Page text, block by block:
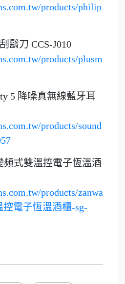
products/philip
鬍刀 CCS-J010
products/plusm
5 降噪真無線藍牙耳
products/sound
頻式雙溫控電子恆溫酒
products/zanwa
電子恆溫酒櫃-sg-